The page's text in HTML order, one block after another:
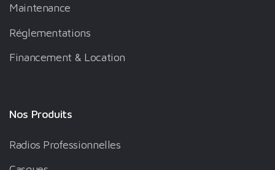
Maintenance
Réglementations
Financement & Location
Nos Produits
Radios Professionnelles